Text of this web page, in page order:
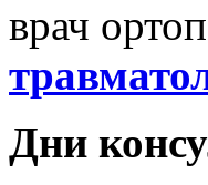
врач
Дни